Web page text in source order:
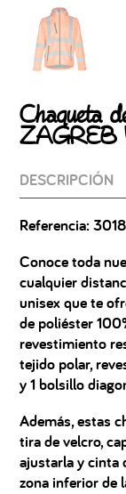
Chaqueta
ZAGREB
DESCRIPCIÓN
Referencia:
Conoce toda
cualquier
unisex que te
de poliéster
revestimiento
tejido polar,
y 1 bolsillo
Además, estas
tira de velcro,
ajustarla y cinta
zona inferior de